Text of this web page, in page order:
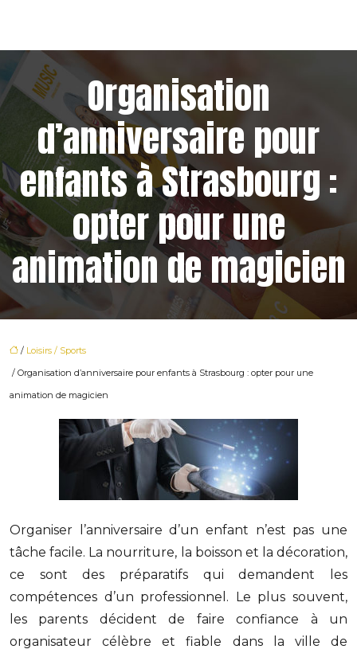
Organisation
d’anniversaire pour
enfants à Strasbourg :
opter pour une
animation de magicien
/ Loisirs / Sports
/ Organisation d’anniversaire pour enfants à Strasbourg : opter pour une
animation de magicien
Organiser l’anniversaire d’un enfant n’est pas une
tâche facile. La nourriture, la boisson et la décoration,
ce sont des préparatifs qui demandent les
compétences d’un professionnel. Le plus souvent,
les parents décident de faire confiance à un
organisateur célèbre et fiable dans la ville de